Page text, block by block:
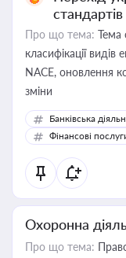
Про що тема: Тема
класифікації видів
NACE, оновлення
зміни
Банківська
Фінансові
Охоронна
Про що тема: